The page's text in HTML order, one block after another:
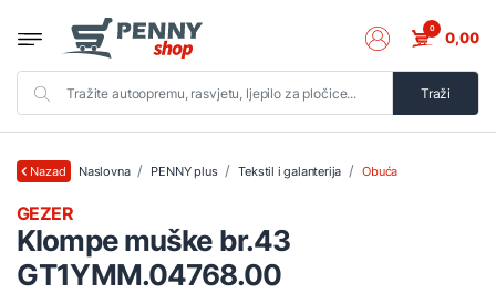
Traži
0 0,00
Nazad Naslovna PENNY plus Tekstil i galanterija Obuća
Klompe muške br.43
GT1YMM.04768.00
GEZER